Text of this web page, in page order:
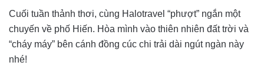
Cuối tuần thảnh thơi, cùng Halotravel “phượt” ngắn một
chuyến về phố Hiến. Hòa mình vào thiên nhiên đất trời và
“cháy máy” bên cánh đồng cúc chi trải dài ngút ngàn này
nhé!